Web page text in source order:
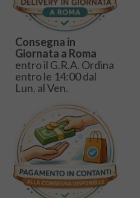
Consegna in
Giornata a Roma
entro il G.R.A. Ordina
entro le 14:00 dal
Lun. al Ven.